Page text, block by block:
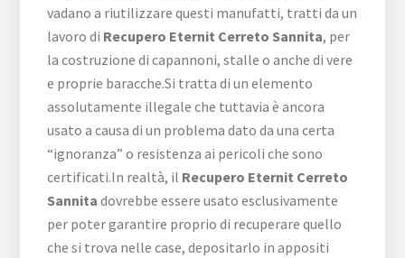
vadano a riutilizzare questi manufatti, tratti da un
lavoro di Recupero Eternit Cerreto Sannita, per
la costruzione di capannoni, stalle o anche di vere
e proprie baracche.Si tratta di un elemento
assolutamente illegale che tuttavia è ancora
usato a causa di un problema dato da una certa
“ignoranza” o resistenza ai pericoli che sono
certificati.In realtà, il Recupero Eternit Cerreto
Sannita dovrebbe essere usato esclusivamente
per poter garantire proprio di recuperare quello
che si trova nelle case, depositarlo in appositi